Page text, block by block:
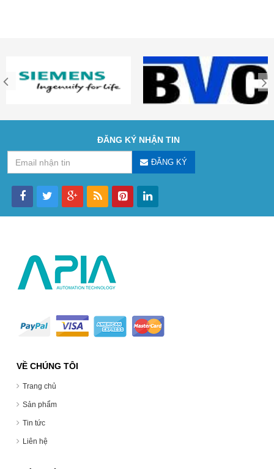
ĐĂNG KÝ NHẬN TIN
ĐĂNG KÝ
VỀ CHÚNG TÔI
Trang chủ
Sản phẩm
Tin tức
Liên hệ